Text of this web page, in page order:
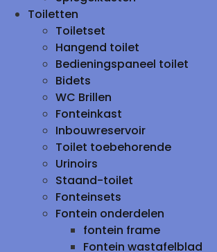
Toiletten
Toiletset
Hangend toilet
Bedieningspaneel toilet
Bidets
WC Brillen
Fonteinkast
Inbouwreservoir
Toilet toebehorende
Urinoirs
Staand-toilet
Fonteinsets
Fontein onderdelen
fontein frame
Fontein wastafelblad